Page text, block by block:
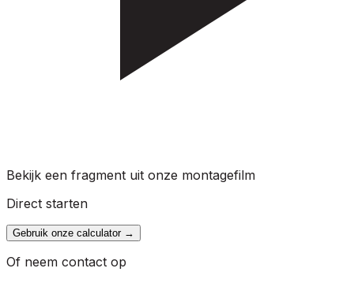
Bekijk een fragment uit onze montagefilm
Direct starten
Gebruik onze calculator→
Of neem contact op